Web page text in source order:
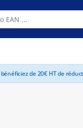
de 20€ HT de